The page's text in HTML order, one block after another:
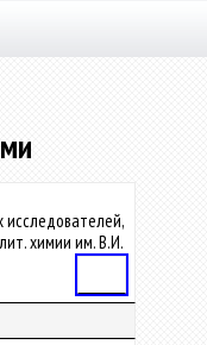
химии им. В.И.